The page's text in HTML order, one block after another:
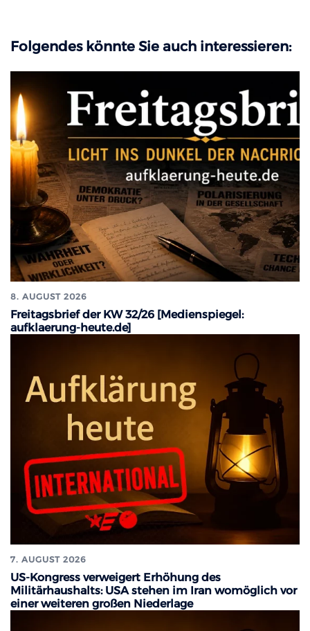
Folgendes könnte Sie auch interessieren:
8. AUGUST 2026
Freitagsbrief der KW 32/26 [Medienspiegel:
aufklaerung-heute.de]
7. AUGUST 2026
US-Kongress verweigert Erhöhung des
Militärhaushalts: USA stehen im Iran womöglich vor
einer weiteren großen Niederlage